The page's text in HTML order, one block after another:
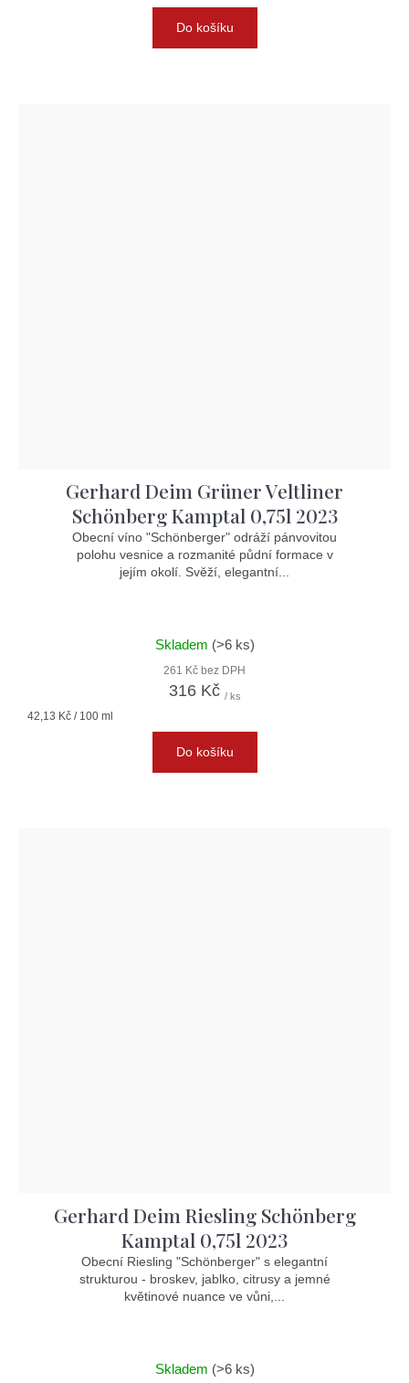
Do košíku
Gerhard Deim Grüner Veltliner
Schönberg Kamptal 0,75l 2023
Obecní víno "Schönberger" odráží pánvovitou
polohu vesnice a rozmanité půdní formace v
jejím okolí. Svěží, elegantní...
Skladem (>6 ks)
261 Kč bez DPH
316 Kč / ks
Měrná
42,13 Kč / 100 ml
Do košíku
Gerhard Deim Riesling Schönberg
Kamptal 0,75l 2023
Obecní Riesling "Schönberger" s elegantní
strukturou - broskev, jablko, citrusy a jemné
květinové nuance ve vůni,...
Skladem (>6 ks)